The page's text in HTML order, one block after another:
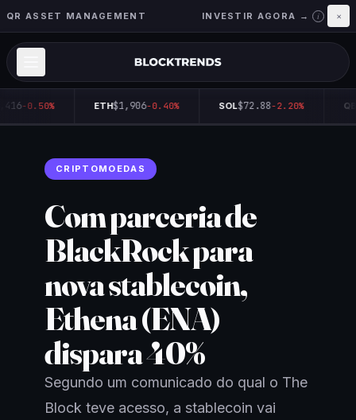
QR ASSET MANAGEMENT INVESTIR AGORA → i ×
-0.50% ETH$1,906-0.40% SOL$72.88-2.20%
CRIPTOMOEDAS
Com parceria de
BlackRock para
nova stablecoin,
Ethena (ENA)
dispara 40%
Segundo um comunicado do qual o The
Block teve acesso, a stablecoin vai